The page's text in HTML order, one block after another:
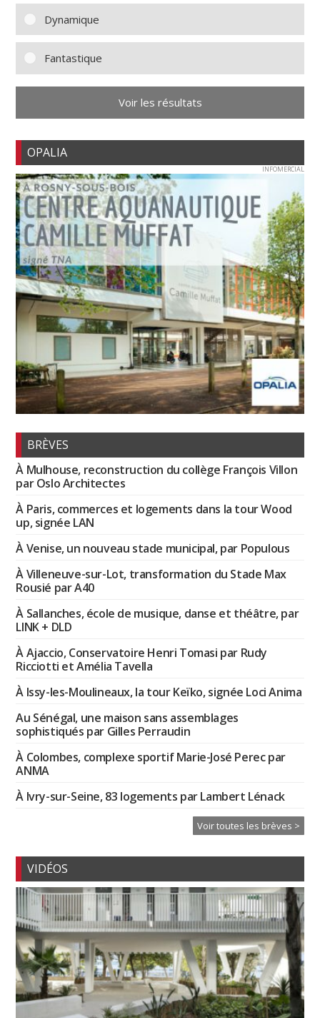
Dynamique
Fantastique
Voir les résultats
OPALIA
INFOMERCIAL
BRÈVES
À Mulhouse, reconstruction du collège François Villon
par Oslo Architectes
À Paris, commerces et logements dans la tour Wood
up, signée LAN
À Venise, un nouveau stade municipal, par Populous
À Villeneuve-sur-Lot, transformation du Stade Max
Rousié par A40
À Sallanches, école de musique, danse et théâtre, par
LINK + DLD
À Ajaccio, Conservatoire Henri Tomasi par Rudy
Ricciotti et Amélia Tavella
À Issy-les-Moulineaux, la tour Keïko, signée Loci Anima
Au Sénégal, une maison sans assemblages
sophistiqués par Gilles Perraudin
À Colombes, complexe sportif Marie-José Perec par
ANMA
À Ivry-sur-Seine, 83 logements par Lambert Lénack
Voir toutes les brèves >
VIDÉOS